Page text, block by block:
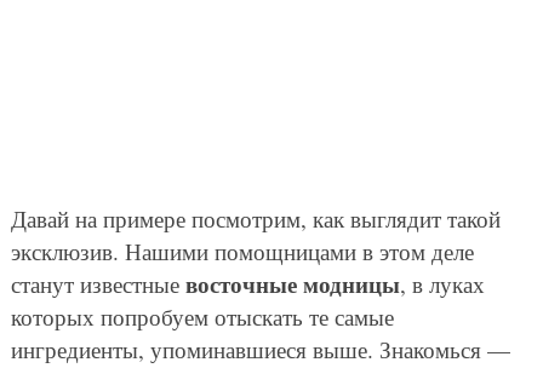
Давай на примере посмотрим, как выглядит такой
эксклюзив. Нашими помощницами в этом деле
станут известные восточные модницы, в луках
которых попробуем отыскать те самые
ингредиенты, упоминавшиеся выше. Знакомься —